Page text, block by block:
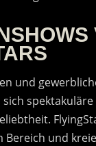
und
Bereich und